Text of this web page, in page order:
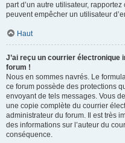
part d’un autre utilisateur,
peuvent empêcher un utilisateur
Haut
J’ai reçu un courrier électronique
forum !
Nous en sommes navrés. Le
ce forum possède des protections
envoyant de tels messages. Vous
une copie complète du courrier
administrateur du forum. Il est très
des informations sur l’auteur du
conséquence.